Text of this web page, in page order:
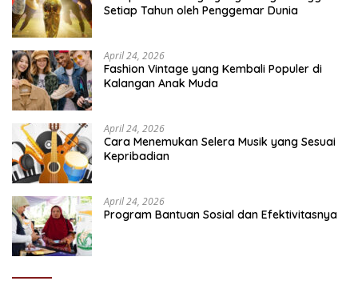
Setiap Tahun oleh Penggemar Dunia
April 24, 2026
Fashion Vintage yang Kembali Populer di
Kalangan Anak Muda
April 24, 2026
Cara Menemukan Selera Musik yang Sesuai
Kepribadian
April 24, 2026
Program Bantuan Sosial dan Efektivitasnya